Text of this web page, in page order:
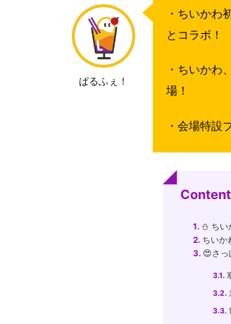
ぱるふぇ！
・ちいかわ
とコラボ！
・ちいかわ
場！
・会場特設
1. ⛄️ ち
2. ちいか
3. 😍さっ
3.1.
3.2.
3.3.